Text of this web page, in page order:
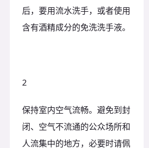
后，要用流水洗手，或者使用
含有酒精成分的免洗洗手液。
2
保持室内空气流畅。避免到封
闭、空气不流通的公众场所和
人流集中的地方，必要时请佩